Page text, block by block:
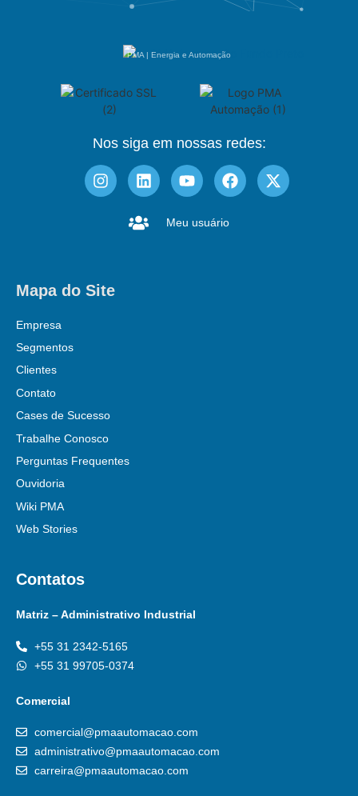
PMA | Energia e Automação
Nos siga em nossas redes:
Meu usuário
Mapa do Site
Empresa
Segmentos
Clientes
Contato
Cases de Sucesso
Trabalhe Conosco
Perguntas Frequentes
Ouvidoria
Wiki PMA
Web Stories
Contatos
Matriz – Administrativo Industrial
+55 31 2342-5165
+55 31 99705-0374
Comercial
comercial@pmaautomacao.com
administrativo@pmaautomacao.com
carreira@pmaautomacao.com